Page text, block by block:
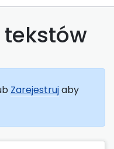
tekstów
Zarejestrujaby